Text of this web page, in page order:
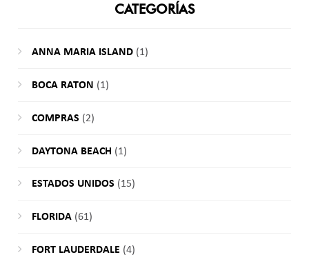
CATEGORÍAS
ANNA MARIA ISLAND(1)
BOCA RATON (1)
COMPRAS (2)
DAYTONA BEACH (1)
ESTADOS UNIDOS (15)
FLORIDA(61)
FORT LAUDERDALE (4)